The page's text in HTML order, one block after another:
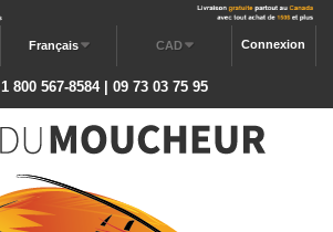
Connexion
CAD
Français
1 800 567-8584 | 09 73 03 75 95